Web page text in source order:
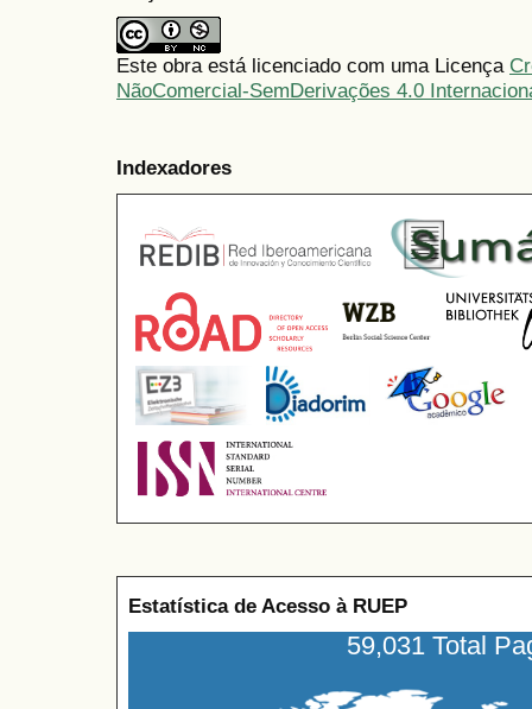
Este obra está licenciado com uma Licença
NãoComercial-SemDerivações 4.0
Indexadores
Estatística de Acesso à RUEP
59,031 Total